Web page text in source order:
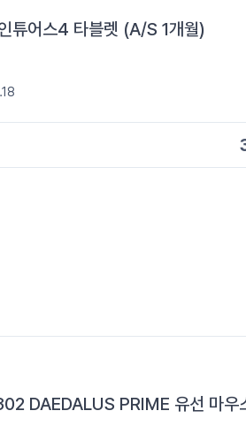
튜어스4 타블렛 (A/S 1개월)
DAEDALUS PRIME 유선 마우